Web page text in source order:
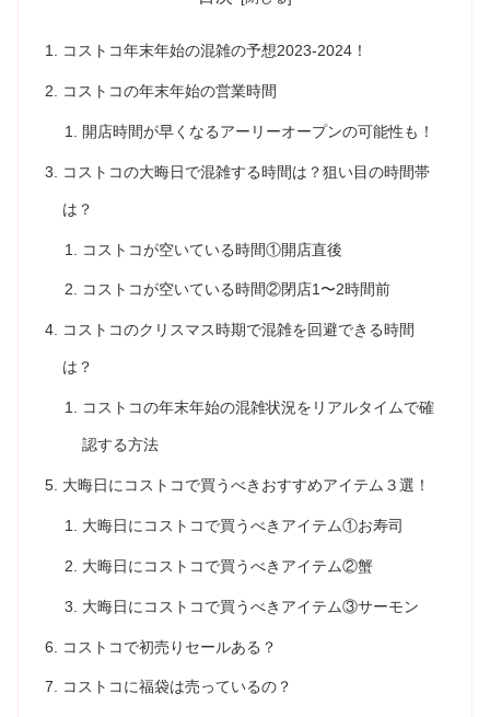
コストコ年末年始の混雑の予想2023-2024！
コストコの年末年始の営業時間
開店時間が早くなるアーリーオープンの可能性も！
コストコの大晦日で混雑する時間は？狙い目の時間帯
は？
コストコが空いている時間①開店直後
コストコが空いている時間②閉店1〜2時間前
コストコのクリスマス時期で混雑を回避できる時間
は？
コストコの年末年始の混雑状況をリアルタイムで確
認する方法
大晦日にコストコで買うべきおすすめアイテム３選！
大晦日にコストコで買うべきアイテム①お寿司
大晦日にコストコで買うべきアイテム②蟹
大晦日にコストコで買うべきアイテム③サーモン
コストコで初売りセールある？
コストコに福袋は売っているの？